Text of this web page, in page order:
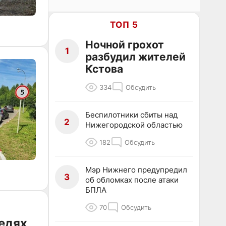
ТОП 5
1
Ночной грохот
разбудил жителей
Кстова
334 Обсудить
2
Беспилотники сбиты над
Нижегородской областью
182 Обсудить
3
Мэр Нижнего предупредил
об обломках после атаки
БПЛА
70 Обсудить